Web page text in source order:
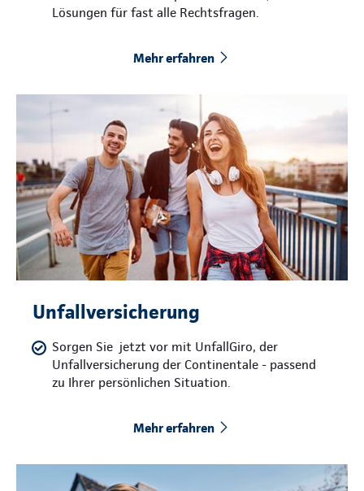
Lösungen für fast alle Rechtsfragen.
Mehr erfahren
Unfallversicherung
Sorgen Sie jetzt vor mit UnfallGiro, der
Unfallversicherung der Continentale - passend
zu Ihrer persönlichen Situation.
Mehr erfahren